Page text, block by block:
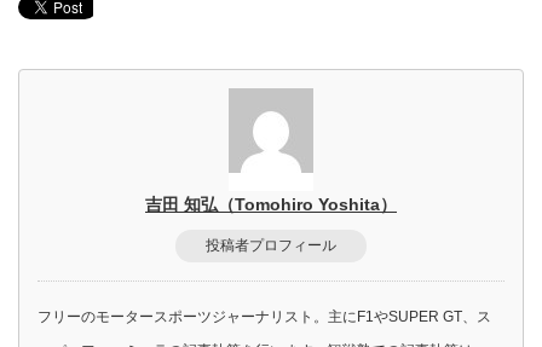
吉田 知弘（Tomohiro Yoshita）
投稿者プロフィール
フリーのモータースポーツジャーナリスト。主にF1やSUPER GT、ス